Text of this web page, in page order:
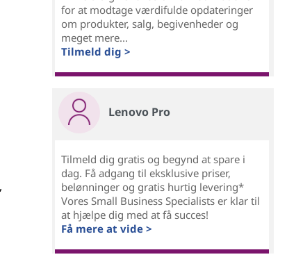
for at modtage værdifulde opdateringer
om produkter, salg, begivenheder og
meget mere...
Tilmeld dig >
Lenovo Pro
Tilmeld dig gratis og begynd at spare i
dag. Få adgang til eksklusive priser,
belønninger og gratis hurtig levering*
Vores Small Business Specialists er klar til
at hjælpe dig med at få succes!
Få mere at vide >